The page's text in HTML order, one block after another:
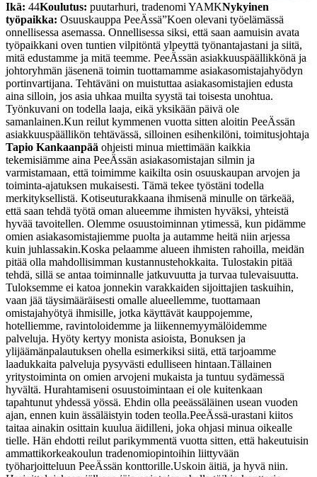
Ikä: 44Koulutus: puutarhuri, tradenomi YAMKNykyinen
työpaikka: Osuuskauppa PeeÄssä”Koen olevani työelämässä
onnellisessa asemassa. Onnellisessa siksi, että saan aamuisin avata
työpaikkani oven tuntien vilpitöntä ylpeyttä työnantajastani ja siitä,
mitä edustamme ja mitä teemme. PeeÄssän asiakkuuspäällikkönä ja
johtoryhmän jäsenenä toimin tuottamamme asiakasomistajahyödyn
portinvartijana. Tehtäväni on muistuttaa asiakasomistajien edusta
aina silloin, jos asia uhkaa muilta syystä tai toisesta unohtua.
Työnkuvani on todella laaja, eikä yksikään päivä ole
samanlainen.Kun reilut kymmenen vuotta sitten aloitin PeeÄssän
asiakkuuspäällikön tehtävässä, silloinen esihenkilöni, toimitusjohtaja
Tapio Kankaanpää ohjeisti minua miettimään kaikkia
tekemisiämme aina PeeÄssän asiakasomistajan silmin ja
varmistamaan, että toimimme kaikilta osin osuuskaupan arvojen ja
toiminta-ajatuksen mukaisesti. Tämä tekee työstäni todella
merkityksellistä. Kotiseuturakkaana ihmisenä minulle on tärkeää,
että saan tehdä työtä oman alueemme ihmisten hyväksi, yhteistä
hyvää tavoitellen. Olemme osuustoiminnan ytimessä, kun pidämme
omien asiakasomistajiemme puolta ja autamme heitä niin arjessa
kuin juhlassakin.Koska pelaamme alueen ihmisten rahoilla, meidän
pitää olla mahdollisimman kustannustehokkaita. Tulostakin pitää
tehdä, sillä se antaa toiminnalle jatkuvuutta ja turvaa tulevaisuutta.
Tuloksemme ei katoa jonnekin varakkaiden sijoittajien taskuihin,
vaan jää täysimääräisesti omalle alueellemme, tuottamaan
omistajahyötyä ihmisille, jotka käyttävät kauppojemme,
hotelliemme, ravintoloidemme ja liikennemyymälöidemme
palveluja. Hyöty kertyy monista asioista, Bonuksen ja
ylijäämänpalautuksen ohella esimerkiksi siitä, että tarjoamme
laadukkaita palveluja pysyvästi edulliseen hintaan.Tällainen
yritystoiminta on omien arvojeni mukaista ja tuntuu sydämessä
hyvältä. Hurahtamiseni osuustoimintaan ei ole kuitenkaan
tapahtunut yhdessä yössä. Ehdin olla peeässäläinen usean vuoden
ajan, ennen kuin ässäläistyin toden teolla.PeeÄssä-urastani kiitos
taitaa ainakin osittain kuulua äidilleni, joka ohjasi minua oikealle
tielle. Hän ehdotti reilut parikymmentä vuotta sitten, että hakeutuisin
ammattikorkeakoulun tradenomiopintoihin liittyvään
työharjoitteluun PeeÄssän konttorille.Uskoin äitiä, ja hyvä niin.